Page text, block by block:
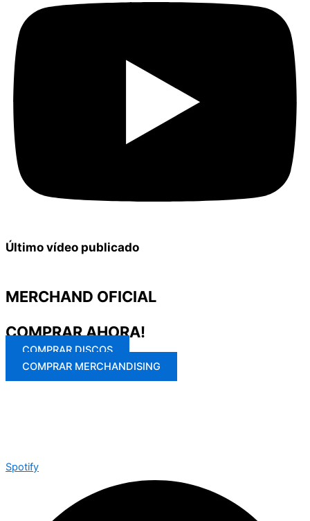
Último vídeo publicado
MERCHAND OFICIAL
COMPRAR AHORA!
COMPRAR DISCOS
COMPRAR MERCHANDISING
Spotify